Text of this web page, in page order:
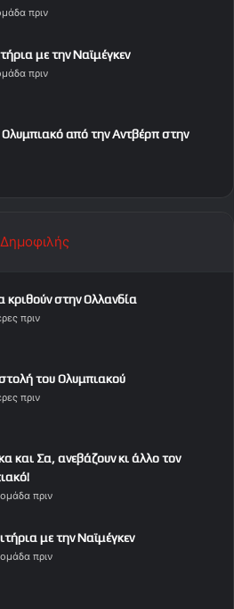
πριν
με την Ναϊμέγκεν
πριν
από την Αντβέρπ στην
Δημοφιλής
κριθούν στην Ολλανδία
πριν
του Ολυμπιακού
πριν
και Σα, ανεβάζουν κι άλλο τον
πριν
με την Ναϊμέγκεν
πριν